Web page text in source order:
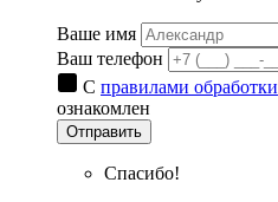
Ваше имя
Ваш телефон
С правилами обработки
ознакомлен
Отправить
Спасибо!